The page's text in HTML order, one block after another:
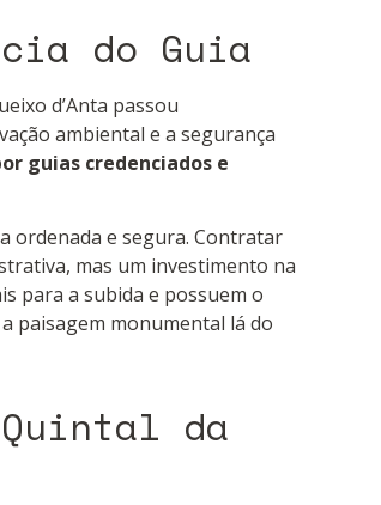
do Guia
d’Anta passou
ambiental e a segurança
guias credenciados e
ordenada e segura. Contratar
mas um investimento na
para a subida e possuem o
paisagem monumental lá do
da